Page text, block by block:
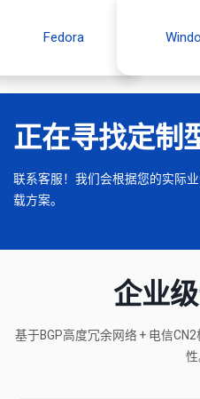
Fedora
正在寻找定制
联系客服！我们会根据您的实际
载方案。
企业
基于BGP高度冗余网络 + 电信
性